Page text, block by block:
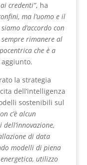
credenti”, ha
ma l’uomo e il
d’accordo con
rimanere al
che è a
la strategia
dell’intelligenza
sostenibili sul
c’è alcun
di data
modelli di piena
utilizzo